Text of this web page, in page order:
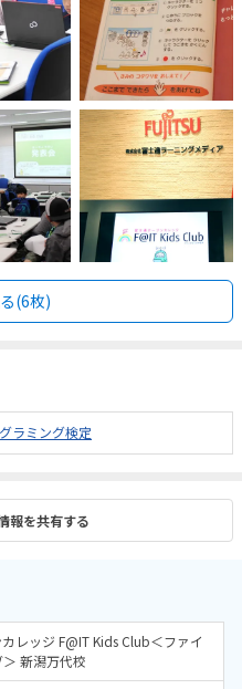
(6枚)
ラミング検定
報を共有する
レッジ F@IT Kids Club＜ファイ
新潟万代校